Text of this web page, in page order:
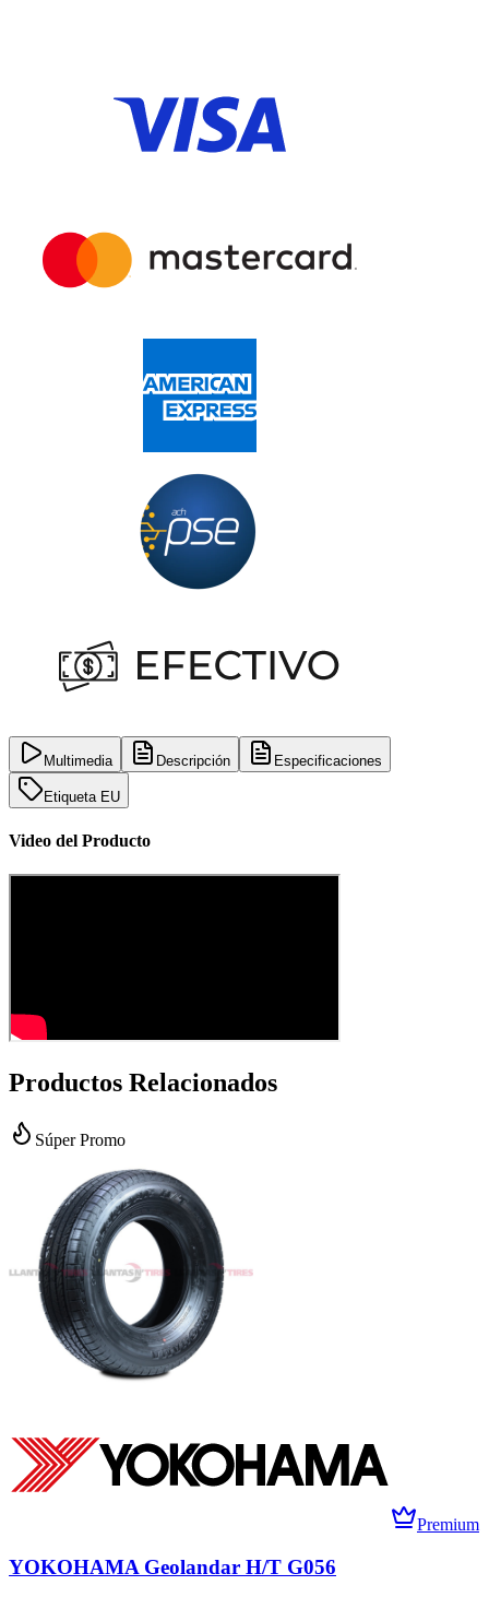
Multimedia Descripción Especificaciones
Etiqueta EU
Video del Producto
Productos Relacionados
Súper Promo
Premium
YOKOHAMA Geolandar H/T G056